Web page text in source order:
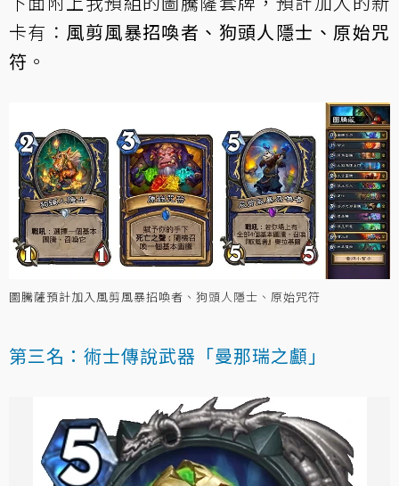
卡有： 風剪風暴招喚者、狗頭人隱士、原始咒
符 。
圖騰薩預計加入風剪風暴招喚者、狗頭人隱士、原始咒符
第三名：術士傳說武器「曼那瑞之顱」